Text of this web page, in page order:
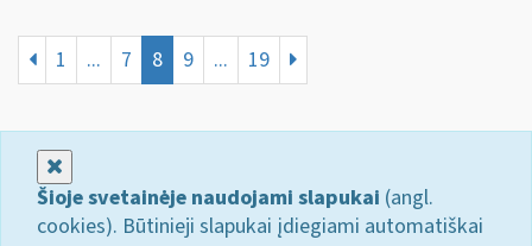
1 ... 7 8 9 ... 19
Šioje svetainėje naudojami slapukai (angl.
cookies). Būtinieji slapukai įdiegiami automatiškai